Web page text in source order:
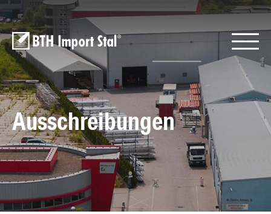
Ausschreibungen